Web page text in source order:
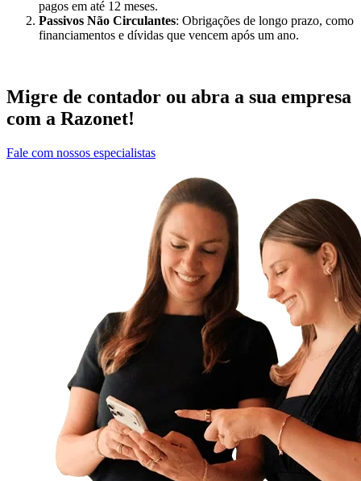
pagos em até 12 meses.
Passivos Não Circulantes: Obrigações de longo prazo, como
financiamentos e dívidas que vencem após um ano.
Migre de contador ou abra a sua empresa
com a Razonet!
Fale com nossos especialistas